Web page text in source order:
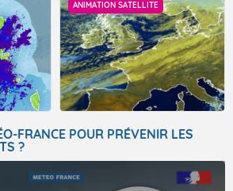
ANIMATION SATELLITE
FRANCE POUR PRÉVENIR LES
?